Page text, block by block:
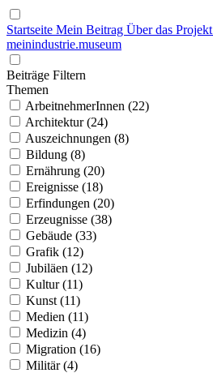
Startseite Mein Beitrag Über das Projekt
meinindustrie.museum
Beiträge Filtern
Themen
ArbeitnehmerInnen (22)
Architektur (24)
Auszeichnungen (8)
Bildung (8)
Ernährung (20)
Ereignisse (18)
Erfindungen (20)
Erzeugnisse (38)
Gebäude (33)
Grafik (12)
Jubiläen (12)
Kultur (11)
Kunst (11)
Medien (11)
Medizin (4)
Migration (16)
Militär (4)